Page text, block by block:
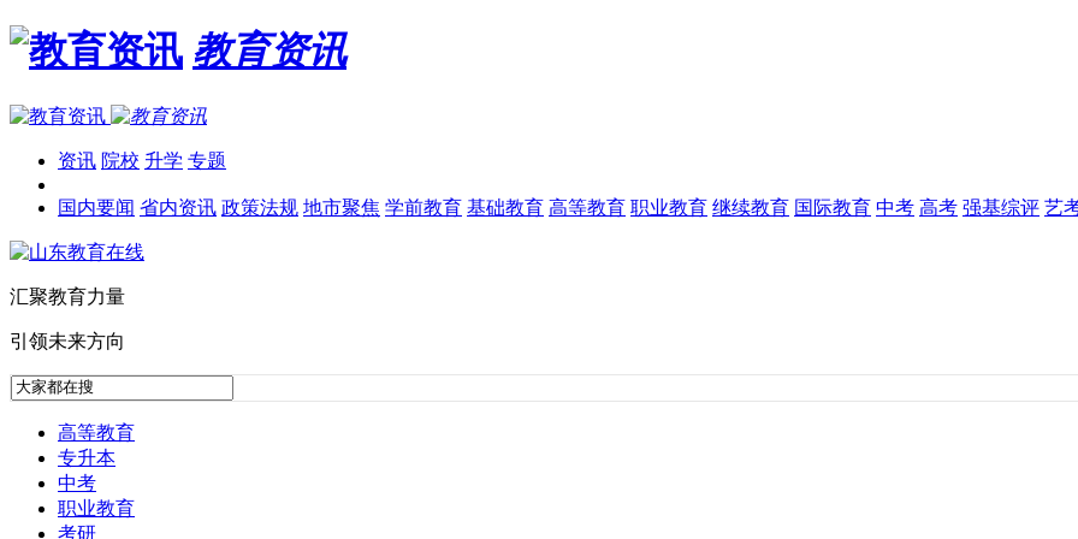
教育资讯
资讯 院校 升学 专题
国内要闻 省内资讯 政策法规 地市聚焦 学前教育 基础教育 高等教育 职业教育 继续教育 国际教育 中考 高考 强基综评 艺
汇聚教育力量
引领未来方向
高等教育
专升本
中考
职业教育
考研